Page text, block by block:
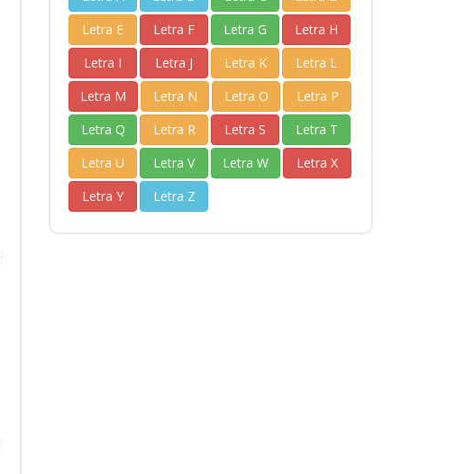
Letra E
Letra F Letra G
Letra H
Letra I
Letra J Letra K
Letra L
Letra M
Letra N Letra O
Letra P
Letra Q
Letra R Letra S
Letra T
Letra U
Letra V Letra W
Letra X
Letra Y
Letra Z